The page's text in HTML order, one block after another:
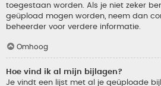
toegestaan worden. Als je niet zeker
geüpload mogen worden, neem dan
beheerder voor verdere informatie.
Omhoog
Hoe vind ik al mijn bijlagen?
Je vindt een lijst met al je geüploade